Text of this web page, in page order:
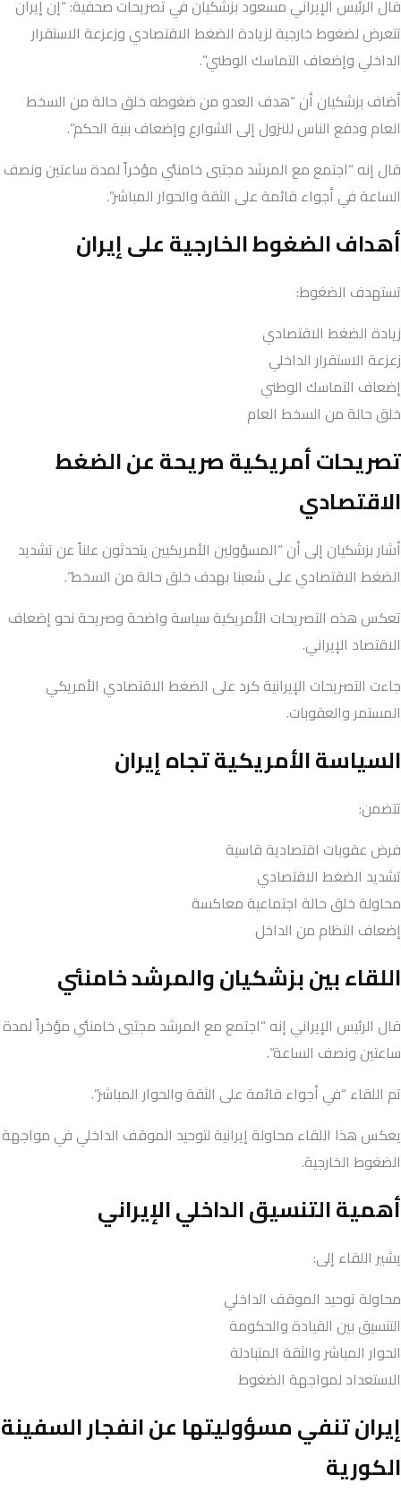
قال الرئيس الإيراني مسعود بزشكيان في تصريحات صحفية: “إن إيران
تتعرض لضغوط خارجية لزيادة الضغط الاقتصادي وزعزعة الاستقرار
الداخلي وإضعاف التماسك الوطني”.
أضاف بزشكيان أن “هدف العدو من ضغوطه خلق حالة من السخط
العام ودفع الناس للنزول إلى الشوارع وإضعاف بنية الحكم”.
قال إنه “اجتمع مع المرشد مجتبى خامنئي مؤخراً لمدة ساعتين ونصف
الساعة في أجواء قائمة على الثقة والحوار المباشر”.
أهداف الضغوط الخارجية على إيران
تستهدف الضغوط:
زيادة الضغط الاقتصادي
زعزعة الاستقرار الداخلي
إضعاف التماسك الوطني
خلق حالة من السخط العام
تصريحات أمريكية صريحة عن الضغط
الاقتصادي
أشار بزشكيان إلى أن “المسؤولين الأمريكيين يتحدثون علناً عن تشديد
الضغط الاقتصادي على شعبنا بهدف خلق حالة من السخط”.
تعكس هذه التصريحات الأمريكية سياسة واضحة وصريحة نحو إضعاف
الاقتصاد الإيراني.
جاءت التصريحات الإيرانية كرد على الضغط الاقتصادي الأمريكي
المستمر والعقوبات.
السياسة الأمريكية تجاه إيران
تتضمن:
فرض عقوبات اقتصادية قاسية
تشديد الضغط الاقتصادي
محاولة خلق حالة اجتماعية معاكسة
إضعاف النظام من الداخل
اللقاء بين بزشكيان والمرشد خامنئي
قال الرئيس الإيراني إنه “اجتمع مع المرشد مجتبى خامنئي مؤخراً لمدة
ساعتين ونصف الساعة”.
تم اللقاء “في أجواء قائمة على الثقة والحوار المباشر”.
يعكس هذا اللقاء محاولة إيرانية لتوحيد الموقف الداخلي في مواجهة
الضغوط الخارجية.
أهمية التنسيق الداخلي الإيراني
يشير اللقاء إلى:
محاولة توحيد الموقف الداخلي
التنسيق بين القيادة والحكومة
الحوار المباشر والثقة المتبادلة
الاستعداد لمواجهة الضغوط
إيران تنفي مسؤوليتها عن انفجار السفينة
الكورية